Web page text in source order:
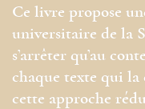
Ce livre propose
universitaire de la
s’arrêter qu’au
chaque texte qui
cette approche